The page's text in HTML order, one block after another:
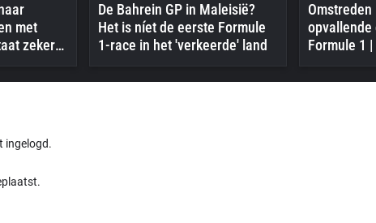
met
zeker
De Bahrein GP in Maleisië?
Het is níet de eerste Formule
1-race in het 'verkeerde' land
opvallende
Formule 1 |
ingelogd.